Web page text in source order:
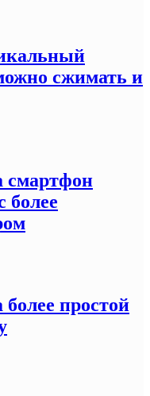
сжимать и
смартфон
более
более простой